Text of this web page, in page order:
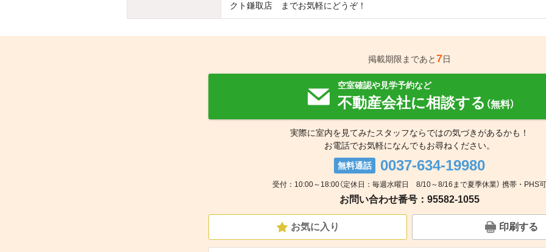
クト鎌取店 までお気軽にどうぞ！
掲載期限まであと7日
空室確認や見学予約など
不動産会社に相談する （無料）
実際に室内を見てみたスタッフならではの気づきがあるかも！
お電話でお気軽になんでもお尋ねください。
無料通話 0037-634-19980
受付：10:00～18:00（定休日：毎週水曜日 8/10～8/16まで夏季休業） 携帯・PHS可
お問い合わせ番号：95582-1055
お気に入り 印刷する